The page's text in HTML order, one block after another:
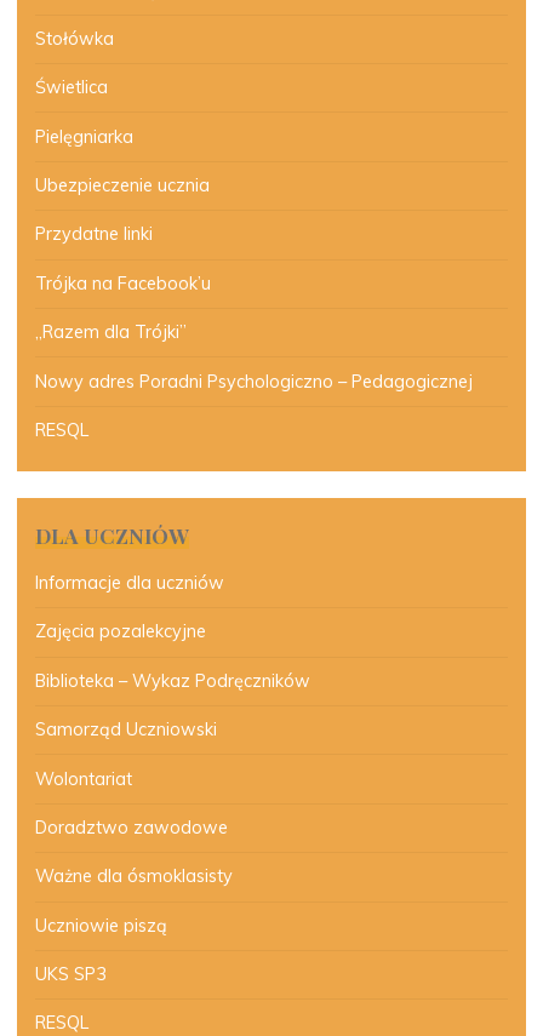
Stołówka
Świetlica
Pielęgniarka
Ubezpieczenie ucznia
Przydatne linki
Trójka na Facebook’u
„Razem dla Trójki”
Nowy adres Poradni Psychologiczno – Pedagogicznej
RESQL
DLA UCZNIÓW
Informacje dla uczniów
Zajęcia pozalekcyjne
Biblioteka – Wykaz Podręczników
Samorząd Uczniowski
Wolontariat
Doradztwo zawodowe
Ważne dla ósmoklasisty
Uczniowie piszą
UKS SP3
RESQL